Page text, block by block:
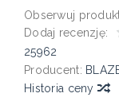
Obserwuj
Dodaj recenzję:
25962
Producent:
Historia ceny